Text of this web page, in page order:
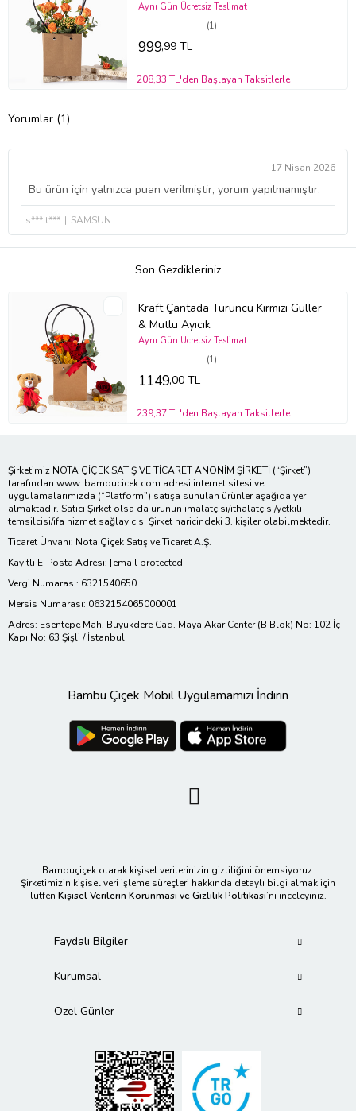
(1)
Aynı Gün Ücretsiz Teslimat
999,99 TL
208,33 TL'den Başlayan Taksitlerle
Yorumlar (1)
17 Nisan 2026
Bu ürün için yalnızca puan verilmiştir, yorum yapılmamıştır.
s*** t*** SAMSUN
Son Gezdikleriniz
Kraft Çantada Turuncu Kırmızı Güller
& Mutlu Ayıcık
(1)
Aynı Gün Ücretsiz Teslimat
1149,00 TL
239,37 TL'den Başlayan Taksitlerle
Şirketimiz NOTA ÇİÇEK SATIŞ VE TİCARET ANONİM ŞİRKETİ (“Şirket”)
tarafından www. bambucicek.com adresi internet sitesi ve
uygulamalarımızda (“Platform”) satışa sunulan ürünler aşağıda yer
almaktadır. Satıcı Şirket olsa da ürünün imalatçısı/ithalatçısı/yetkili
temsilcisi/ifa hizmet sağlayıcısı Şirket haricindeki 3. kişiler olabilmektedir.
Ticaret Ünvanı: Nota Çiçek Satış ve Ticaret A.Ş.
Kayıtlı E-Posta Adresi: [email protected]
Vergi Numarası: 6321540650
Mersis Numarası: 0632154065000001
Adres: Esentepe Mah. Büyükdere Cad. Maya Akar Center (B Blok) No: 102 İç
Kapı No: 63 Şişli / İstanbul
Bambu Çiçek Mobil Uygulamamızı İndirin
Bambuçiçek olarak kişisel verilerinizin gizliliğini önemsiyoruz.
Şirketimizin kişisel veri işleme süreçleri hakkında detaylı bilgi almak için
lütfen Kişisel Verilerin Korunması ve Gizlilik Politikası’nı inceleyiniz.
Faydalı Bilgiler
Kurumsal
Özel Günler